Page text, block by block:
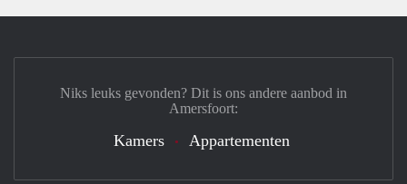
Niks leuks gevonden? Dit is ons andere aanbod in
Amersfoort:
Kamers Appartementen